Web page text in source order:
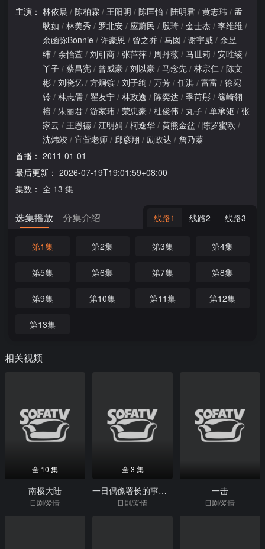
主演： 林依晨 / 陈柏霖 / 王阳明 / 陈匡怡 / 陆明君 / 黄志玮 / 孟
耿如 / 林美秀 / 罗北安 / 应蔚民 / 殷琦 / 金士杰 / 李维维 /
余函弥Bonnie / 许豪恩 / 曾之乔 / 马囡 / 谢宇威 / 余昱
纬 / 余怡萱 / 刘引商 / 张萍萍 / 周丹薇 / 马世莉 / 安唯绫 /
丫子 / 蔡昌宪 / 曾威豪 / 刘以豪 / 马念先 / 林宗仁 / 陈文
彬 / 刘晓忆 / 方炯镔 / 刘子绚 / 万芳 / 任淇 / 富富 / 徐宛
铃 / 林志儒 / 瞿友宁 / 林政逸 / 陈奕达 / 季芮彤 / 篠崎翎
榕 / 朱丽君 / 游家玮 / 荣忠豪 / 杜俊伟 / 丸子 / 单承矩 / 张
家云 / 王恩德 / 江明娟 / 柯逸华 / 黄熊金盆 / 陈罗蜜欧 /
沈炜竣 / 宜萱老师 / 邱彦翔 / 励政达 / 詹乃蓁
首播： 2011-01-01
最后更新： 2026-07-19T19:01:59+08:00
集数： 全 13 集
选集播放 分集介绍 线路1 线路2 线路3
第1集 第2集 第3集 第4集
第5集 第6集 第7集 第8集
第9集 第10集 第11集 第12集
第13集
相关视频
全 10 集
南极大陆
日剧/爱情
全 3 集
一日偶像署长的事件簿
日剧/爱情
一击
日剧/爱情